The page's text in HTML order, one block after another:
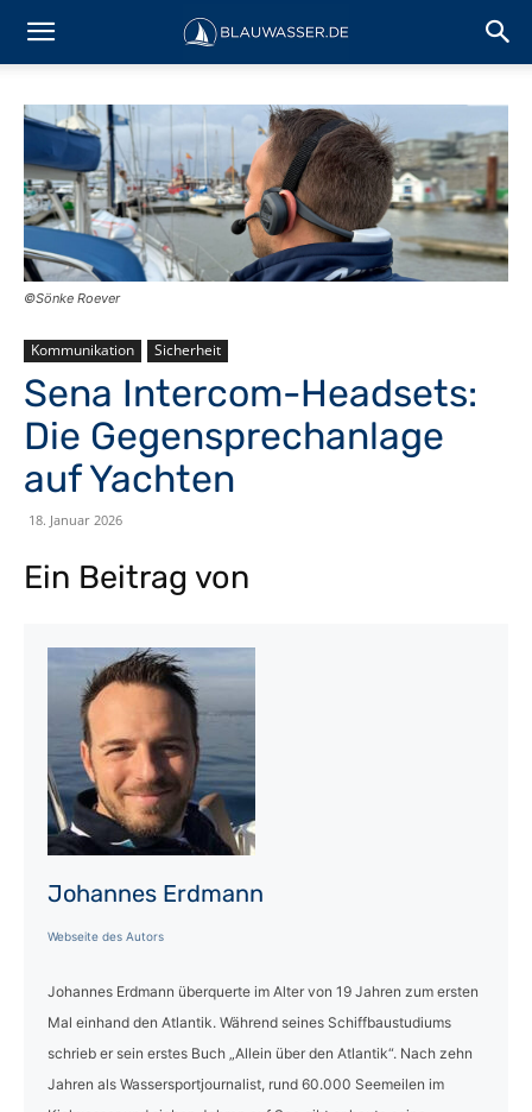
©Sönke Roever
Kommunikation Sicherheit
Sena Intercom-Headsets:
Die Gegensprechanlage
auf Yachten
18. Januar 2026
Ein Beitrag von
Johannes Erdmann
Webseite des Autors
Johannes Erdmann überquerte im Alter von 19 Jahren zum ersten
Mal einhand den Atlantik. Während seines Schiffbaustudiums
schrieb er sein erstes Buch „Allein über den Atlantik“. Nach zehn
Jahren als Wassersportjournalist, rund 60.000 Seemeilen im